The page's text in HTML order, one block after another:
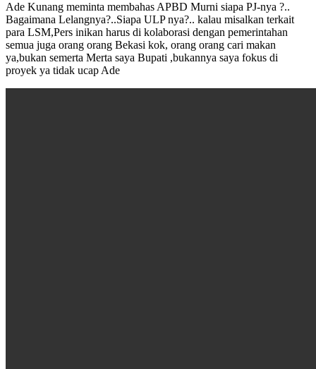
Ade Kunang meminta membahas APBD Murni siapa PJ-nya ?..
Bagaimana Lelangnya?..Siapa ULP nya?.. kalau misalkan terkait
para LSM,Pers inikan harus di kolaborasi dengan pemerintahan
semua juga orang orang Bekasi kok, orang orang cari makan
ya,bukan semerta Merta saya Bupati ,bukannya saya fokus di
proyek ya tidak ucap Ade